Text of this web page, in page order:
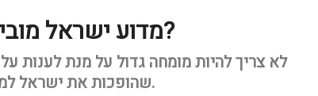
מדוע ישראל מובילה בתחום תיירות רפואית?
לא צריך להיות מומחה גדול על מנת לענות
שהופכות את ישראל למדינה מובילה בתחום של תיירות מרפא.